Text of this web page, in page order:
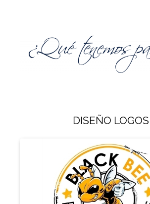
DISEÑO LOGOS